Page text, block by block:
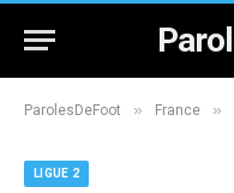
ParolesDeFoot » France »
LIGUE 2